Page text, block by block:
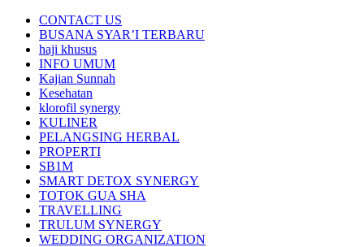
CONTACT US
BUSANA SYAR’I TERBARU
haji khusus
INFO UMUM
Kajian Sunnah
Kesehatan
klorofil synergy
KULINER
PELANGSING HERBAL
PROPERTI
SB1M
SMART DETOX SYNERGY
TOTOK GUA SHA
TRAVELLING
TRULUM SYNERGY
WEDDING ORGANIZATION